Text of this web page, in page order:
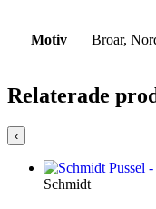
Motiv Broar,
Relaterade
‹
Schmidt